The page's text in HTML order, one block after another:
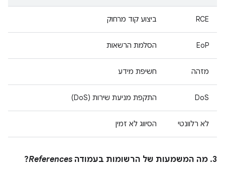
RCE ביצוע קוד מרחוק
EoP הסלמת הרשאות
מזהה חשיפת מידע
DoS התקפת מניעת שירות (DoS)
לא רלוונטי הסיווג לא זמין
3. מה המשמעות של הרשומות בעמודה References
?